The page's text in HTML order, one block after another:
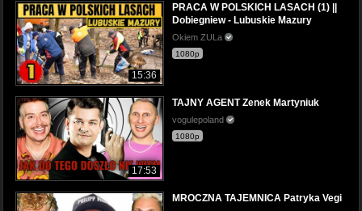
15:36
PRACA W POLSKICH LASACH (1) ||
Dobiegniew - Lubuskie Mazury
Okiem ZULa
1080p
17:53
TAJNY AGENT Zenek Martyniuk
vogulepoland
1080p
MROCZNA TAJEMNICA Patryka Vegi